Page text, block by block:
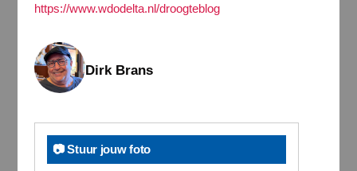
https://www.wdodelta.nl/droogteblog
Dirk Brans
📷 Stuur jouw foto